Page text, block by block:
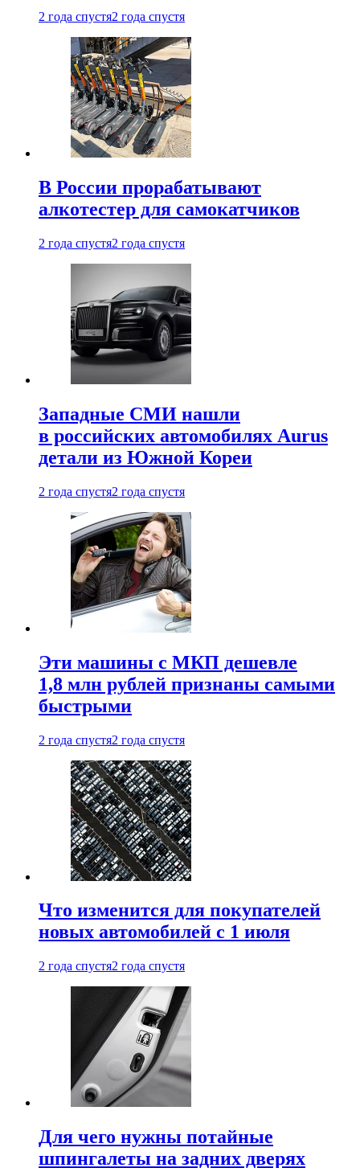
2 года спустя2 года спустя
В России прорабатывают
алкотестер для самокатчиков
2 года спустя2 года спустя
Западные СМИ нашли
в российских автомобилях Aurus
детали из Южной Кореи
2 года спустя2 года спустя
Эти машины с МКП дешевле
1,8 млн рублей признаны самыми
быстрыми
2 года спустя2 года спустя
Что изменится для покупателей
новых автомобилей с 1 июля
2 года спустя2 года спустя
Для чего нужны потайные
шпингалеты на задних дверях